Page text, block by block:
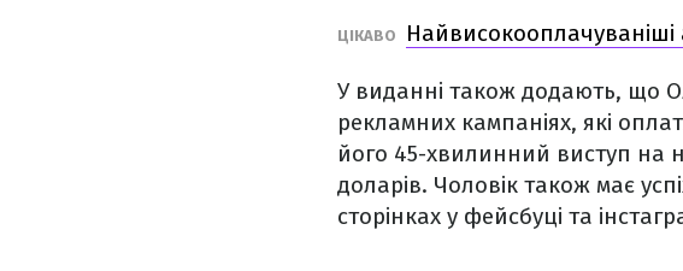
ЦІКАВО
У виданні також додають, що
рекламних кампаніях, які
його 45-хвилинний виступ на
доларів. Чоловік також має
сторінках у фейсбуці та